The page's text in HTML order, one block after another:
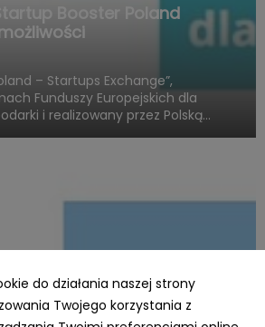
Booster Poland
– Startups Exchange”,
Funduszy Europejskich dla
i realizowany przez Polską
do działania naszej strony
Twojego korzystania z